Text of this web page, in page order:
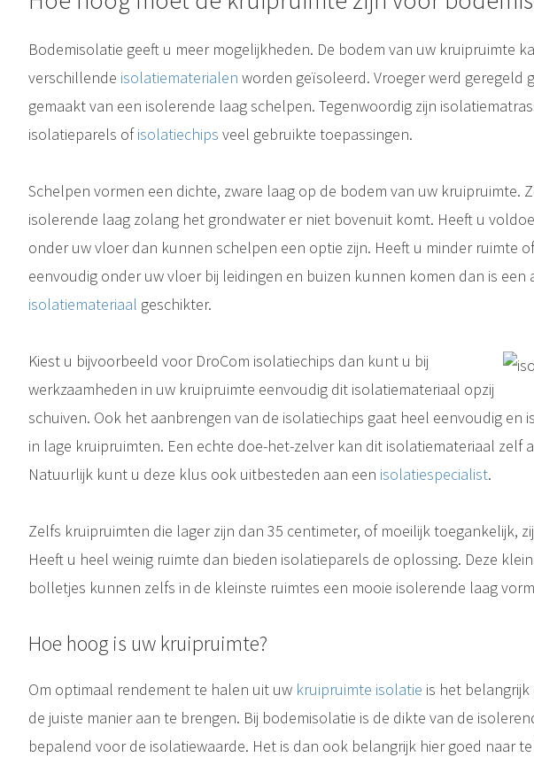
Bodemisolatie geeft u meer mogelijkheden. De bodem van uw kruipruimte
verschillende isolatiematerialen worden geïsoleerd. Vroeger werd geregeld
gemaakt van een isolerende laag schelpen. Tegenwoordig zijn
isolatieparels ofisolatiechips veel gebruikte toepassingen.
Schelpen vormen een dichte, zware laag op de bodem van uw kruipruimte.
isolerende laag zolang het grondwater er niet bovenuit komt. Heeft u
onder uw vloer dan kunnen schelpen een optie zijn. Heeft u minder ruimte
eenvoudig onder uw vloer bij leidingen en buizen kunnen komen dan is een
isolatiemateriaal geschikter.
Kiest u bijvoorbeeld voor DroCom isolatiechips dan kunt u bij
werkzaamheden in uw kruipruimte eenvoudig dit isolatiemateriaal opzij
schuiven. Ook het aanbrengen van de isolatiechips gaat heel eenvoudig en
in lage kruipruimten. Een echte doe-het-zelver kan dit isolatiemateriaal zelf
Natuurlijk kunt u deze klus ook uitbesteden aan een isolatiespecialist.
Zelfs kruipruimten die lager zijn dan 35 centimeter, of moeilijk toegankelijk,
Heeft u heel weinig ruimte dan bieden isolatieparels de oplossing. Deze
bolletjes kunnen zelfs in de kleinste ruimtes een mooie isolerende laag
Hoe hoog is uw kruipruimte?
Om optimaal rendement te halen uit uw kruipruimte isolatie is het
de juiste manier aan te brengen. Bij bodemisolatie is de dikte van de
bepalend voor de isolatiewaarde. Het is dan ook belangrijk hier goed naar